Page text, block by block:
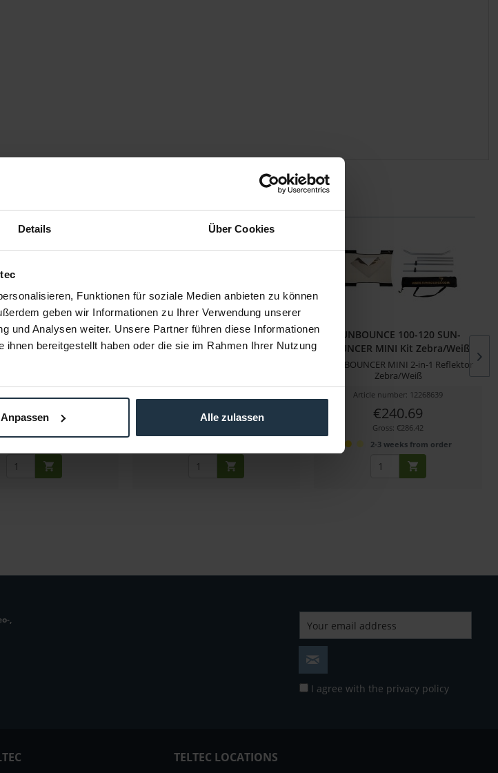
Details Über Cookies
Funktionen für soziale Medien anbieten zu können
geben wir Informationen zu Ihrer Verwendung unserer
und Analysen weiter. Unsere Partner führen diese Informationen
bereitgestellt haben oder die sie im Rahmen Ihrer Nutzung
Anpassen Alle zulassen
Sunbouncer Pro
Reflector Kit
€257.56
SUNBOUNCE 100-110 SUN-
BOUNCER MINI Kit Silber/Weiß
€159.00
SUNBOUNCE 100-120 SUN-
BOUNCER MINI Kit Zebra/Weiß
SUN-BOUNCER MINI 2-in-1 Reflektor
Zebra/Weiß
Article number: 12268639
€240.69
Gross: €286.42
2-3 weeks from order
,
I agree with the privacy policy
TELTEC LOCATIONS